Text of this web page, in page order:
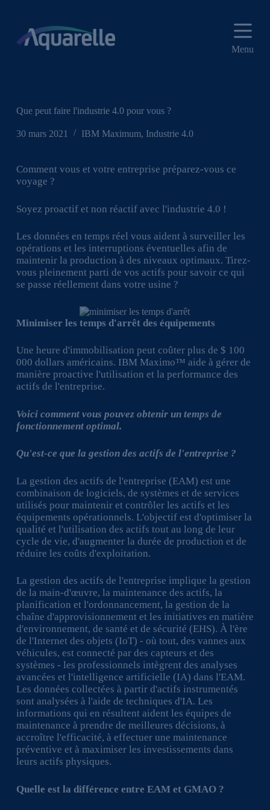
o
Menu
Que peut faire l'industrie 4.0 pour vous ?
30 mars 2021 IBM Maximum, Industrie 4.0
Comment vous et votre entreprise préparez-vous ce
voyage ?
Soyez proactif et non réactif avec l'industrie 4.0 !
Les données en temps réel vous aident à surveiller les
opérations et les interruptions éventuelles afin de
maintenir la production à des niveaux optimaux. Tirez-
vous pleinement parti de vos actifs pour savoir ce qui
se passe réellement dans votre usine ?
Minimiser les temps d'arrêt des équipements
Une heure d'immobilisation peut coûter plus de $ 100
000 dollars américains. IBM Maximo™ aide à gérer de
manière proactive l'utilisation et la performance des
actifs de l'entreprise.
Voici comment vous pouvez obtenir un temps de
fonctionnement optimal.
Qu'est-ce que la gestion des actifs de l'entreprise ?
La gestion des actifs de l'entreprise (EAM) est une
combinaison de logiciels, de systèmes et de services
utilisés pour maintenir et contrôler les actifs et les
équipements opérationnels. L'objectif est d'optimiser la
qualité et l'utilisation des actifs tout au long de leur
cycle de vie, d'augmenter la durée de production et de
réduire les coûts d'exploitation.
La gestion des actifs de l'entreprise implique la gestion
de la main-d'œuvre, la maintenance des actifs, la
planification et l'ordonnancement, la gestion de la
chaîne d'approvisionnement et les initiatives en matière
d'environnement, de santé et de sécurité (EHS). À l'ère
de l'Internet des objets (IoT) - où tout, des vannes aux
véhicules, est connecté par des capteurs et des
systèmes - les professionnels intègrent des analyses
avancées et l'intelligence artificielle (IA) dans l'EAM.
Les données collectées à partir d'actifs instrumentés
sont analysées à l'aide de techniques d'IA. Les
informations qui en résultent aident les équipes de
maintenance à prendre de meilleures décisions, à
accroître l'efficacité, à effectuer une maintenance
préventive et à maximiser les investissements dans
leurs actifs physiques.
Quelle est la différence entre EAM et GMAO ?